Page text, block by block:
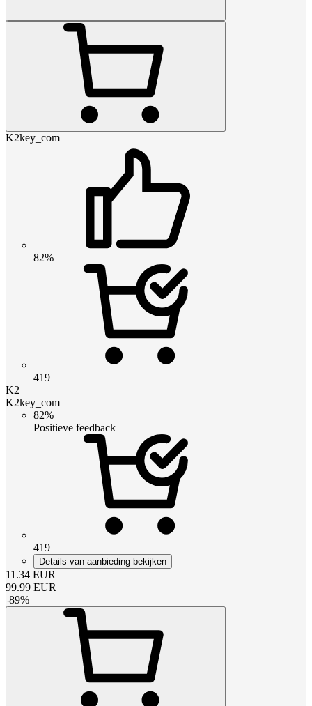
K2key_com
82%
419
K2
K2key_com
82%
Positieve feedback
419
Details van aanbieding bekijken
11.34 EUR
99.99 EUR
-89%